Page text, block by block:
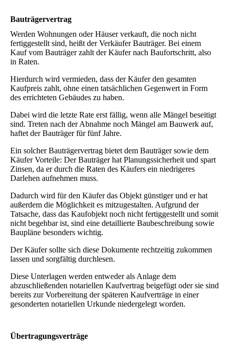
Bauträgervertrag
Werden Wohnungen oder Häuser verkauft, die noch nicht
fertiggestellt sind, heißt der Verkäufer Bauträger. Bei einem
Kauf vom Bauträger zahlt der Käufer nach Baufortschritt, also
in Raten.
Hierdurch wird vermieden, dass der Käufer den gesamten
Kaufpreis zahlt, ohne einen tatsächlichen Gegenwert in Form
des errichteten Gebäudes zu haben.
Dabei wird die letzte Rate erst fällig, wenn alle Mängel beseitigt
sind. Treten nach der Abnahme noch Mängel am Bauwerk auf,
haftet der Bauträger für fünf Jahre.
Ein solcher Bauträgervertrag bietet dem Bauträger sowie dem
Käufer Vorteile: Der Bauträger hat Planungssicherheit und spart
Zinsen, da er durch die Raten des Käufers ein niedrigeres
Darlehen aufnehmen muss.
Dadurch wird für den Käufer das Objekt günstiger und er hat
außerdem die Möglichkeit es mitzugestalten. Aufgrund der
Tatsache, dass das Kaufobjekt noch nicht fertiggestellt und somit
nicht begehbar ist, sind eine detaillierte Baubeschreibung sowie
Baupläne besonders wichtig.
Der Käufer sollte sich diese Dokumente rechtzeitig zukommen
lassen und sorgfältig durchlesen.
Diese Unterlagen werden entweder als Anlage dem
abzuschließenden notariellen Kaufvertrag beigefügt oder sie sind
bereits zur Vorbereitung der späteren Kaufverträge in einer
gesonderten notariellen Urkunde niedergelegt worden.
Übertragungsverträge